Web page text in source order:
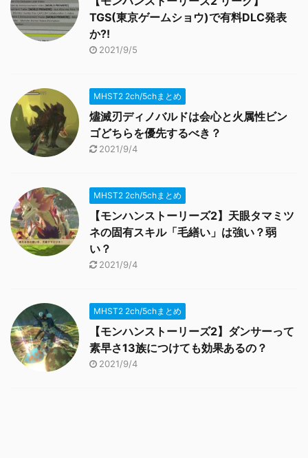
TGS(東京ゲームショウ)で有料DLC発表
か?!
2021/9/5
MHST2 2ch/5chまとめ
燼滅刃ディノバルドは会心と火属性ビン
ゴどちらを優先するべき？
2021/9/4
MHST2 2ch/5chまとめ
【モンハンストーリーズ2】天眼タマミツ
ネの固有スキル「毛繕い」は強い？弱
い？
2021/9/4
MHST2 2ch/5chまとめ
【モンハンストーリーズ2】ダンサーって
素早さ13族につけても効果あるの？
2021/9/4